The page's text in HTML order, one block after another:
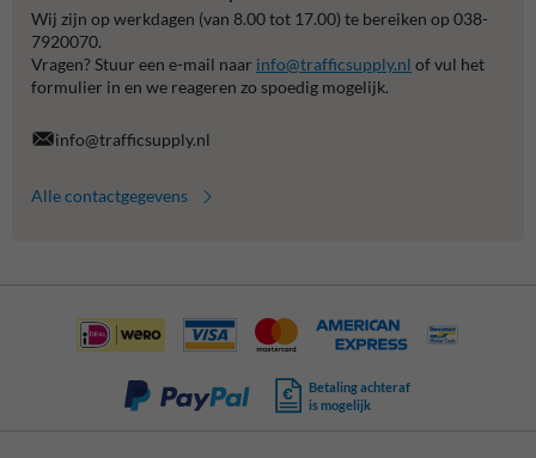
Wij zijn op werkdagen (van 8.00 tot 17.00) te bereiken op 038-
7920070.
Vragen? Stuur een e-mail naar info@trafficsupply.nl of vul het
formulier in en we reageren zo spoedig mogelijk.
info@trafficsupply.nl
Alle contactgegevens
Betaling achteraf
is mogelijk